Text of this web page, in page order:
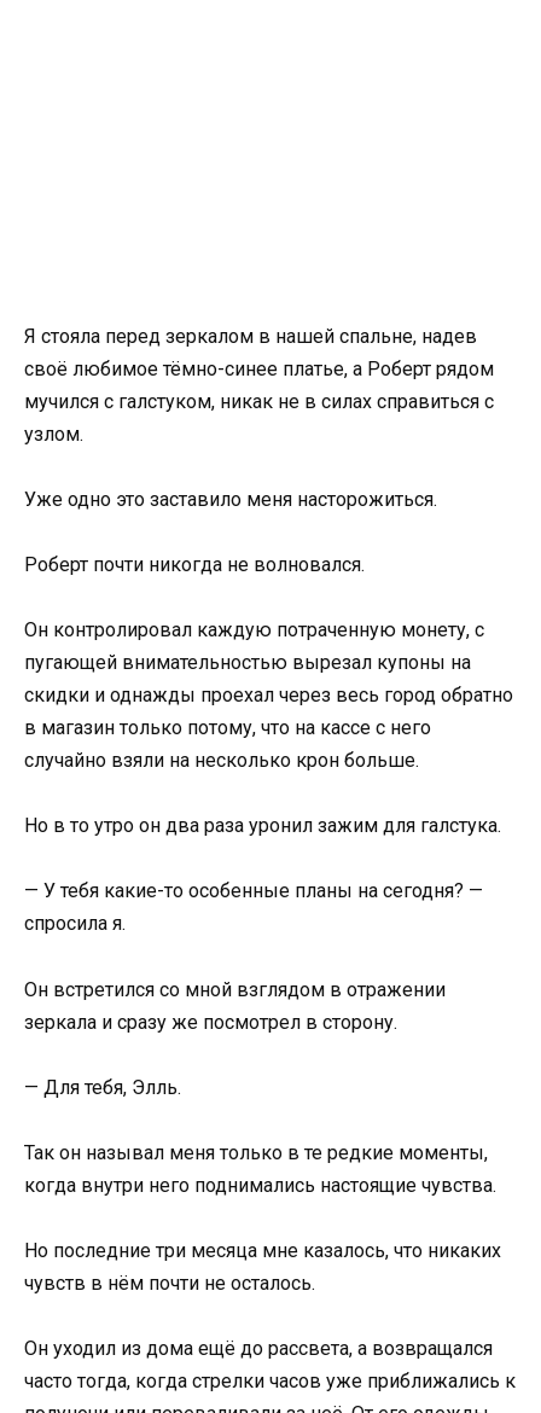
Я стояла перед зеркалом в нашей спальне, надев
своё любимое тёмно-синее платье, а Роберт рядом
мучился с галстуком, никак не в силах справиться с
узлом.
Уже одно это заставило меня насторожиться.
Роберт почти никогда не волновался.
Он контролировал каждую потраченную монету, с
пугающей внимательностью вырезал купоны на
скидки и однажды проехал через весь город обратно
в магазин только потому, что на кассе с него
случайно взяли на несколько крон больше.
Но в то утро он два раза уронил зажим для галстука.
— У тебя какие-то особенные планы на сегодня? —
спросила я.
Он встретился со мной взглядом в отражении
зеркала и сразу же посмотрел в сторону.
— Для тебя, Элль.
Так он называл меня только в те редкие моменты,
когда внутри него поднимались настоящие чувства.
Но последние три месяца мне казалось, что никаких
чувств в нём почти не осталось.
Он уходил из дома ещё до рассвета, а возвращался
часто тогда, когда стрелки часов уже приближались к